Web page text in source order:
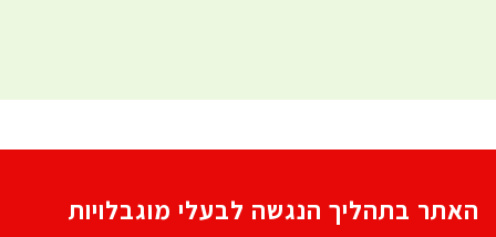
האתר בתהליך הנגשה לבעלי מוגבלויות